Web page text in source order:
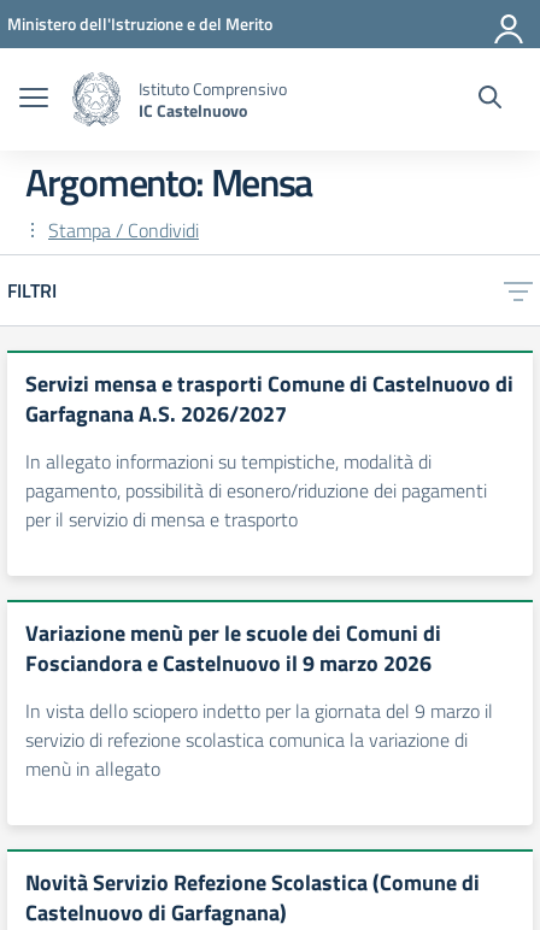
Vai ai contenuti
Vai al menu di navigazione
Vai al footer
Ministero dell'Istruzione e del Merito
Istituto Comprensivo
IC Castelnuovo
Argomento: Mensa
Stampa / Condividi
FILTRI
Servizi mensa e trasporti Comune di Castelnuovo di
Garfagnana A.S. 2026/2027
In allegato informazioni su tempistiche, modalità di
pagamento, possibilità di esonero/riduzione dei pagamenti
per il servizio di mensa e trasporto
Variazione menù per le scuole dei Comuni di
Fosciandora e Castelnuovo il 9 marzo 2026
In vista dello sciopero indetto per la giornata del 9 marzo il
servizio di refezione scolastica comunica la variazione di
menù in allegato
Novità Servizio Refezione Scolastica (Comune di
Castelnuovo di Garfagnana)